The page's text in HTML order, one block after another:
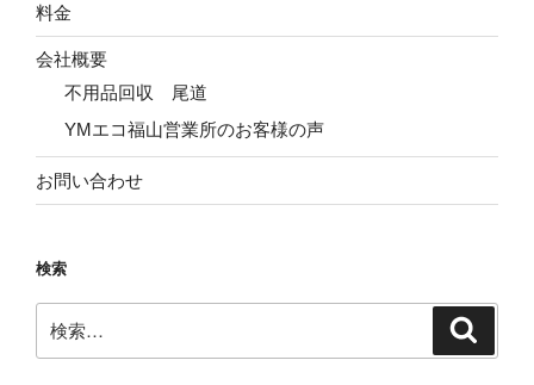
料金
会社概要
不用品回収 尾道
YMエコ福山営業所のお客様の声
お問い合わせ
検索
索: